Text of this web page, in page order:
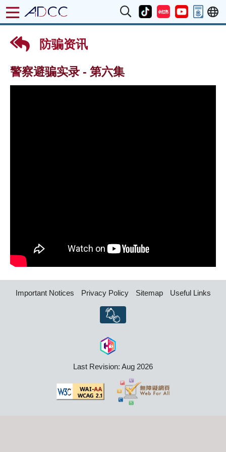
防骗资讯
警察避骗实录 - 第六集
Important Notices Privacy Policy Sitemap Useful Links
Last Revision: Aug 2026